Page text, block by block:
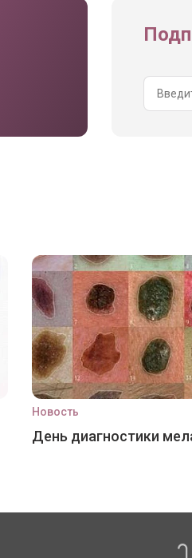
Новость
День диагностики